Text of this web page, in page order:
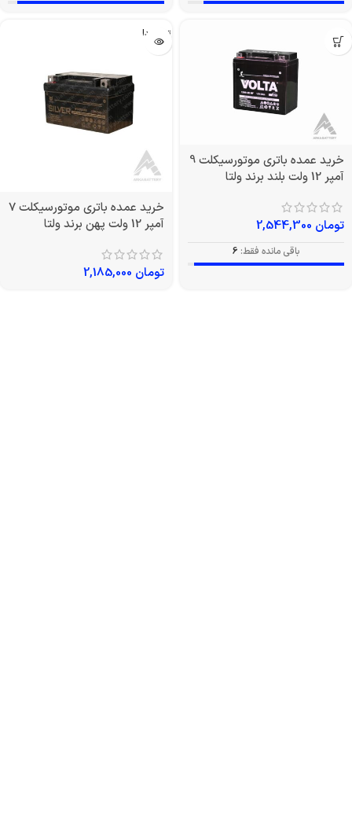
خرید عمده باتری موتورسیکلت 9
آمپر 12 ولت بلند برند ولتا
تومان
باقی مانده فقط: 6
تمام شد!
خرید عمده باتری موتورسیکلت 7
آمپر 12 ولت پهن برند ولتا
تومان